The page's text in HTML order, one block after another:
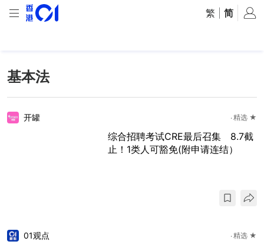
繁 简
基本法
开罐 精选 ★
综合招聘考试CRE最后召集 8.7截
止！1类人可豁免(附申请连结）
01观点 精选 ★